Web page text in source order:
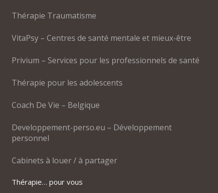
Thérapie Traumatisme
VitaPsy – Centres de santé mentale et mieux-être
Privium – Services pour les professionnels de santé
Thérapie pour les adolescents
Coach De Vie – Belgique
Developpement-perso.eu – Développement
personnel
Cabinets à louer / à partager
Thérapie… pour vous